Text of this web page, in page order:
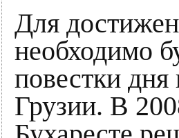
Для
необходимо
повестки
Грузии. В